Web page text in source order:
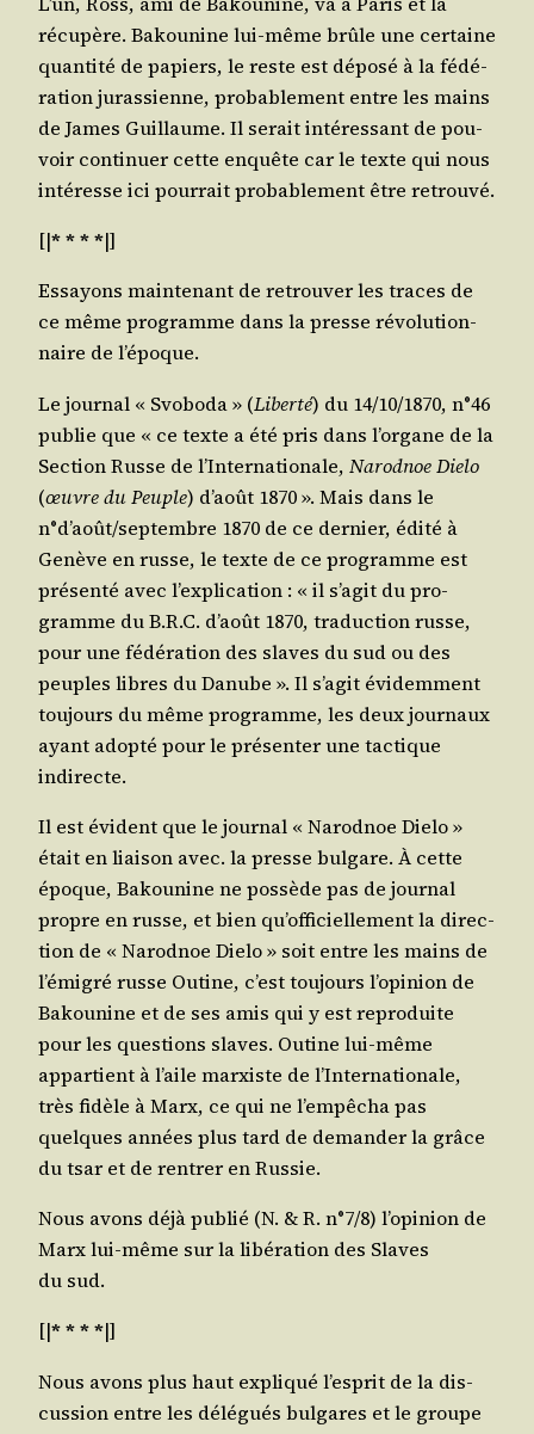
récu­père. Bakou­nine lui-même brûle une cer­taine
quan­ti­té de papiers, le reste est dépo­sé à la fédé­
ra­tion juras­sienne, pro­ba­ble­ment entre les mains
de James Guillaume. Il serait inté­res­sant de pou­
voir conti­nuer cette enquête car le texte qui nous
inté­resse ici pour­rait pro­ba­ble­ment être retrouvé.
[|* * * *|]
Essayons main­te­nant de retrou­ver les traces de
ce même pro­gramme dans la presse révo­lu­tion­
naire de l’époque.
Le jour­nal « Svo­bo­da » (Liber­té) du 14/​10/​1870, n°46
publie que « ce texte a été pris dans l’or­gane de la
Sec­tion Russe de l’In­ter­na­tio­nale, Narod­noe Die­lo
(œuvre du Peuple) d’août 1870 ». Mais dans le
n°d’août/septembre 1870 de ce der­nier, édi­té à
Genève en russe, le texte de ce pro­gramme est
pré­sen­té avec l’ex­pli­ca­tion : « il s’a­git du pro­
gramme du B.R.C. d’août 1870, tra­duc­tion russe,
pour une fédé­ra­tion des slaves du sud ou des
peuples libres du Danube ». Il s’a­git évi­dem­ment
tou­jours du même pro­gramme, les deux jour­naux
ayant adop­té pour le pré­sen­ter une tac­tique
indirecte.
Il est évident que le jour­nal « Narod­noe Die­lo »
était en liai­son avec. la presse bul­gare. À cette
époque, Bakou­nine ne pos­sède pas de jour­nal
propre en russe, et bien qu’of­fi­ciel­le­ment la direc­
tion de « Narod­noe Die­lo » soit entre les mains de
l’é­mi­gré russe Outine, c’est tou­jours l’o­pi­nion de
Bakou­nine et de ses amis qui y est repro­duite
pour les ques­tions slaves. Outine lui-même
appar­tient à l’aile mar­xiste de l’In­ter­na­tio­nale,
très fidèle à Marx, ce qui ne l’empêcha pas
quelques années plus tard de deman­der la grâce
du tsar et de ren­trer en Russie.
Nous avons déjà publié (N. & R. n°7/8) l’o­pi­nion de
Marx lui-même sur la libé­ra­tion des Slaves
du sud.
[|* * * *|]
Nous avons plus haut expli­qué l’es­prit de la dis­
cus­sion entre les délé­gués bul­gares et le groupe